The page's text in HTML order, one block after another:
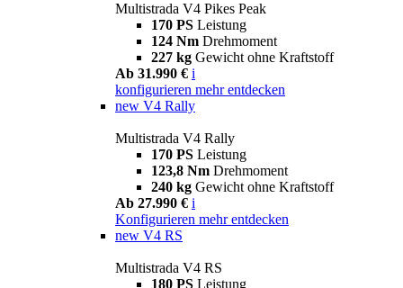
Multistrada V4 Pikes Peak
170 PS Leistung
124 Nm Drehmoment
227 kg Gewicht ohne Kraftstoff
Ab 31.990 € i
konfigurieren mehr entdecken
new V4 Rally
Multistrada V4 Rally
170 PS Leistung
123,8 Nm Drehmoment
240 kg Gewicht ohne Kraftstoff
Ab 27.990 € i
Konfigurieren mehr entdecken
new V4 RS
Multistrada V4 RS
180 PS Leistung